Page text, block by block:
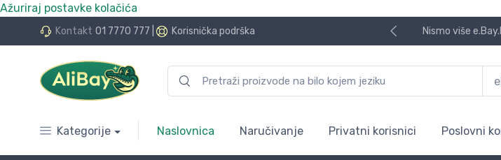
Ažuriraj postavke kolačića
Kontakt 01 7770 777 Korisnička podrška
24 rate bez kamata Nismo više
Kategorije Naslovnica Naručivanje Privatni korisnici Poslovni